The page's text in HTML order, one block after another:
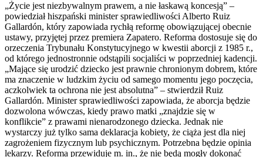
„Życie jest niezbywalnym prawem, a nie łaskawą koncesją” –
powiedział hiszpański minister sprawiedliwości Alberto Ruiz
Gallardón, który zapowiada rychłą reformę obowiązującej obecnie
ustawy, przyjętej przez premiera Zapatero. Reforma dostosuje się do
orzeczenia Trybunału Konstytucyjnego w kwestii aborcji z 1985 r.,
od którego jednostronnie odstąpili socjaliści w poprzedniej kadencji.
„Mające się urodzić dziecko jest prawnie chronionym dobrem, które
ma znaczenie w ludzkim życiu od samego momentu jego poczęcia,
aczkolwiek ta ochrona nie jest absolutna” – stwierdził Ruiz
Gallardón. Minister sprawiedliwości zapowiada, że aborcja będzie
dozwolona wówczas, kiedy prawo matki „znajdzie się w
konflikcie” z prawami nienarodzonego dziecka. Jednak nie
wystarczy już tylko sama deklaracja kobiety, że ciąża jest dla niej
zagrożeniem fizycznym lub psychicznym. Potrzebna będzie opinia
lekarzy. Reforma przewiduje m. in., że nie będą mogły dokonać